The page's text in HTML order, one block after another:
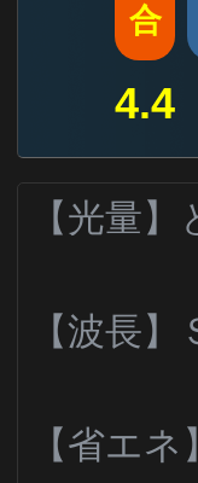
合
4.4
【光量
【波長
【省エ